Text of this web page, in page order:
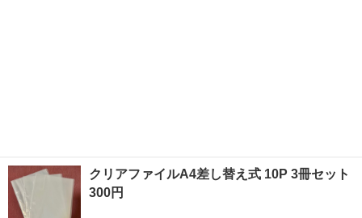
クリアファイルA4差し替え式 10P 3冊セット
300円